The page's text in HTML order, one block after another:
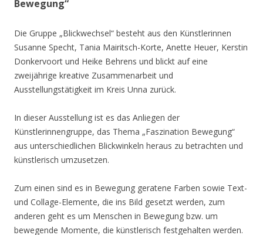
Bewegung“
Die Gruppe „Blickwechsel“ besteht aus den Künstlerinnen
Susanne Specht, Tania Mairitsch-Korte, Anette Heuer, Kerstin
Donkervoort und Heike Behrens und blickt auf eine
zweijährige kreative Zusammenarbeit und
Ausstellungstätigkeit im Kreis Unna zurück.
In dieser Ausstellung ist es das Anliegen der
Künstlerinnengruppe, das Thema „Faszination Bewegung“
aus unterschiedlichen Blickwinkeln heraus zu betrachten und
künstlerisch umzusetzen.
Zum einen sind es in Bewegung geratene Farben sowie Text-
und Collage-Elemente, die ins Bild gesetzt werden, zum
anderen geht es um Menschen in Bewegung bzw. um
bewegende Momente, die künstlerisch festgehalten werden.